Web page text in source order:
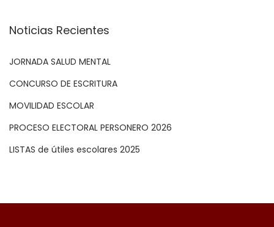
A
L
O
Noticias Recientes
JORNADA SALUD MENTAL
CONCURSO DE ESCRITURA
MOVILIDAD ESCOLAR
PROCESO ELECTORAL PERSONERO 2026
LISTAS de útiles escolares 2025